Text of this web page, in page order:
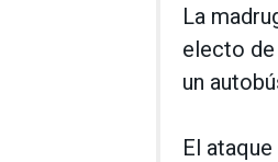
La
electo de
un
El